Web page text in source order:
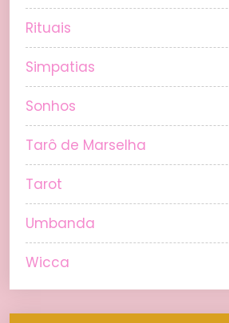
Rituais
Simpatias
Sonhos
Tarô de Marselha
Tarot
Umbanda
Wicca